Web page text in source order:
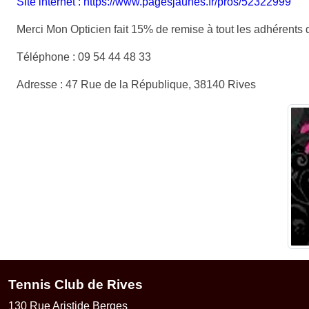
Merci Mon Opticien fait 15% de remise à tout les adhérents
Téléphone : 09 54 44 48 33
Adresse : 47 Rue de la République, 38140 Rives
Tennis Club de Rives
130 Rue Aristide Berges